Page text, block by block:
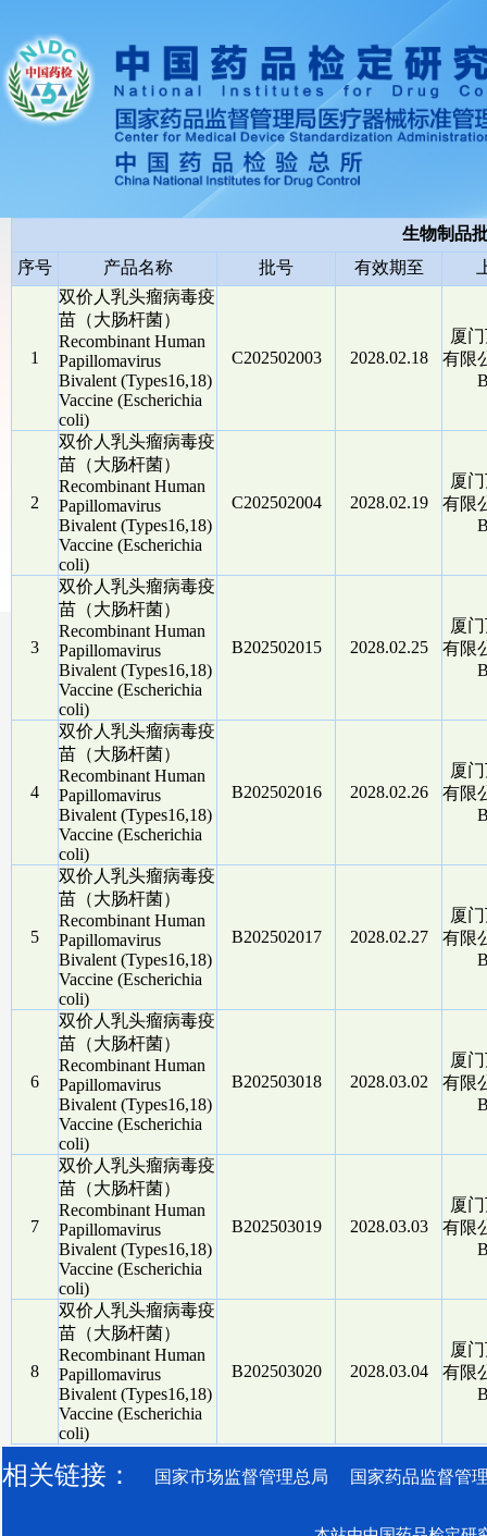
生物制品
序号
产品名称 批号 有效期至
1
双价人乳头瘤病毒疫
苗（大肠杆菌）
Recombinant Human
Papillomavirus
Bivalent (Types16,18)
Vaccine (Escherichia
coli)
C202502003 2028.02.18
厦
有限
2
双价人乳头瘤病毒疫
苗（大肠杆菌）
Recombinant Human
Papillomavirus
Bivalent (Types16,18)
Vaccine (Escherichia
coli)
C202502004 2028.02.19
厦
有限
3
双价人乳头瘤病毒疫
苗（大肠杆菌）
Recombinant Human
Papillomavirus
Bivalent (Types16,18)
Vaccine (Escherichia
coli)
B202502015 2028.02.25
厦
有限
4
双价人乳头瘤病毒疫
苗（大肠杆菌）
Recombinant Human
Papillomavirus
Bivalent (Types16,18)
Vaccine (Escherichia
coli)
B202502016 2028.02.26
厦
有限
5
双价人乳头瘤病毒疫
苗（大肠杆菌）
Recombinant Human
Papillomavirus
Bivalent (Types16,18)
Vaccine (Escherichia
coli)
B202502017 2028.02.27
厦
有限
6
双价人乳头瘤病毒疫
苗（大肠杆菌）
Recombinant Human
Papillomavirus
Bivalent (Types16,18)
Vaccine (Escherichia
coli)
B202503018 2028.03.02
厦
有限
7
双价人乳头瘤病毒疫
苗（大肠杆菌）
Recombinant Human
Papillomavirus
Bivalent (Types16,18)
Vaccine (Escherichia
coli)
B202503019 2028.03.03
厦
有限
8
双价人乳头瘤病毒疫
苗（大肠杆菌）
Recombinant Human
Papillomavirus
Bivalent (Types16,18)
Vaccine (Escherichia
coli)
B202503020 2028.03.04
厦
有限
相关链接： 国家市场监督管理总局 国家药品监督管